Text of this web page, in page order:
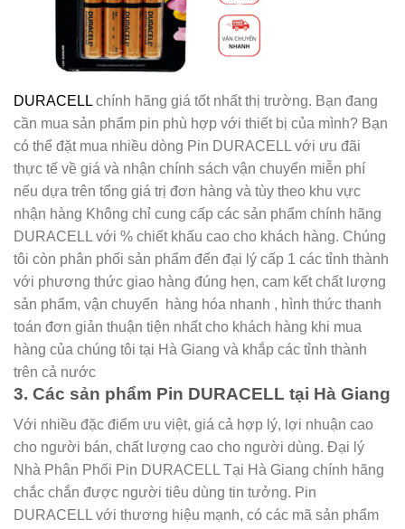
DURACELL chính hãng giá tốt nhất thị trường. Bạn đang
cần mua sản phẩm pin phù hợp với thiết bị của mình? Bạn
có thể đặt mua nhiều dòng Pin DURACELL với ưu đãi
thực tế về giá và nhận chính sách vận chuyển miễn phí
nếu dựa trên tổng giá trị đơn hàng và tùy theo khu vực
nhận hàng Không chỉ cung cấp các sản phẩm chính hãng
DURACELL với % chiết khấu cao cho khách hàng. Chúng
tôi còn phân phối sản phẩm đến đại lý cấp 1 các tỉnh thành
với phương thức giao hàng đúng hẹn, cam kết chất lượng
sản phẩm, vận chuyển hàng hóa nhanh , hình thức thanh
toán đơn giản thuận tiện nhất cho khách hàng khi mua
hàng của chúng tôi tại Hà Giang và khắp các tỉnh thành
trên cả nước
3. Các sản phẩm Pin DURACELL tại Hà Giang
Với nhiều đặc điểm ưu việt, giá cả hợp lý, lợi nhuận cao
cho người bán, chất lượng cao cho người dùng. Đại lý
Nhà Phân Phối Pin DURACELL Tại Hà Giang chính hãng
chắc chắn được người tiêu dùng tin tưởng. Pin
DURACELL với thương hiệu mạnh, có các mã sản phẩm